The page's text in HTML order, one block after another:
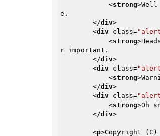
<strong>Well
e.
</div>
<div class=
<strong>
r important.
</div>
<div class=
<strong>
</div>
<div class=
<strong>Oh
</div>
<p>Copyright (C)